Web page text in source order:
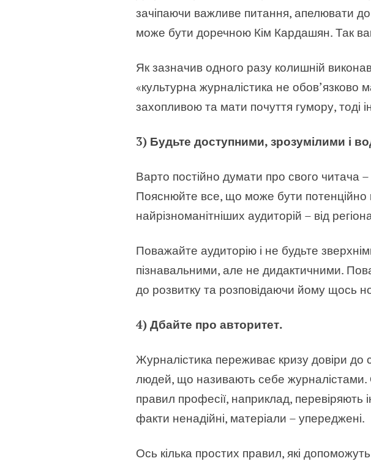
зачіпаючи важливе питання, апелювати до
може бути доречною Кім Кардашян. Так
Як зазначив одного разу колишній
«культурна журналістика не
захопливою та мати почуття гумору, тоді
3) Будьте доступними, зрозумілими і
Варто постійно думати про свого читача
Пояснюйте все, що може бути потенційно
найрізноманітніших аудиторій – від
Поважайте аудиторію і не будьте
пізнавальними, але не дидактичними.
до розвитку та розповідаючи йому щось
4) Дбайте про авторитет.
Журналістика переживає кризу довіри до
людей, що називають себе
правил професії, наприклад, перевіряють
факти ненадійні, матеріали – упереджені.
Ось кілька простих правил, які